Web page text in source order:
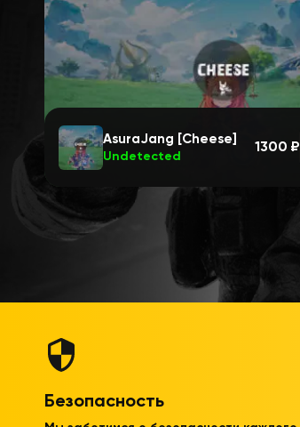
AsuraJang [Cheese]
Undetected
1300 ₽
Безопасность